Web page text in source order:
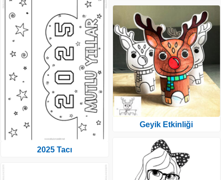
2025 Tacı
Geyik Etkinliği